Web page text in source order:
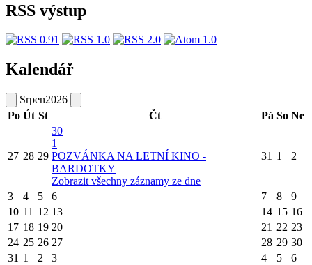
RSS výstup
Kalendář
Srpen2026
Po Út St Čt Pá So Ne
27 28 29
30
1
POZVÁNKA NA LETNÍ KINO -
BARDOTKY
Zobrazit všechny záznamy ze dne
31 1 2
3 4 5 6 7 8
9
10 11 12 13 14 15 16
17 18 19 20 21 22 23
24 25 26 27 28 29 30
31 1 2 3 4 5 6